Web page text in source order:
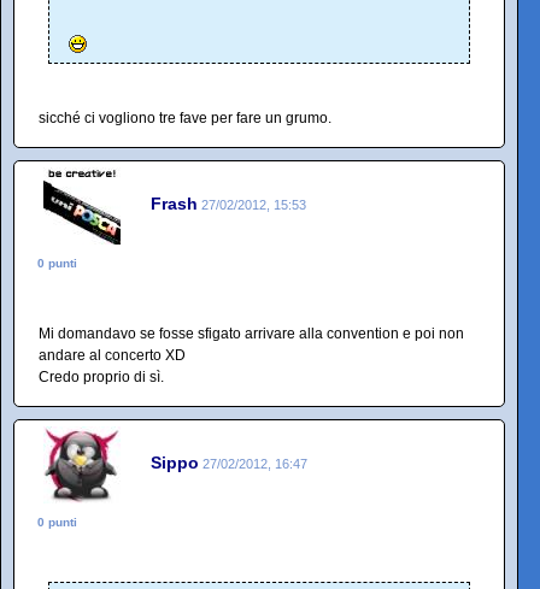
sicché ci vogliono tre fave per fare un grumo.
Frash 27/02/2012, 15:53
0 punti
Mi domandavo se fosse sfigato arrivare alla convention e poi non
andare al concerto XD
Credo proprio di sì.
Sippo 27/02/2012, 16:47
0 punti